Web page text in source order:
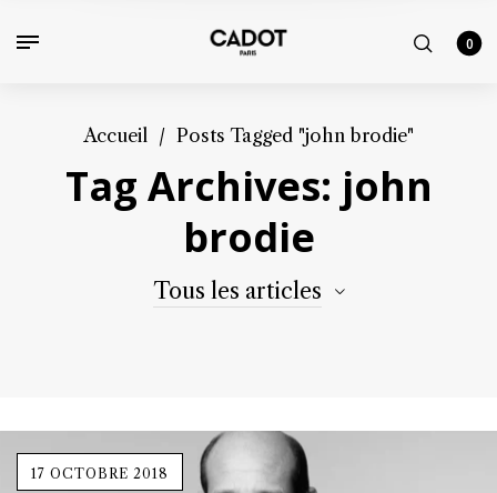
0
Accueil / Posts Tagged "john brodie"
Tag Archives: john
brodie
Tous les articles
17 OCTOBRE 2018